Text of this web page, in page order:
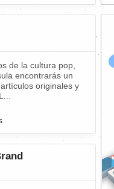
de la cultura pop,
encontrarás un
originales y